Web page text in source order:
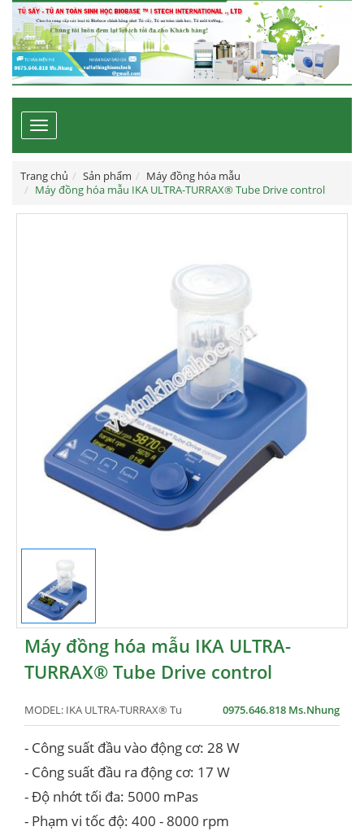
Toggle
navigation
Trang chủ Sản phẩm
Máy đồng hóa mẫu
Máy đồng hóa mẫu IKA ULTRA-TURRAX® Tube Drive control
Máy đồng hóa mẫu IKA ULTRA-
TURRAX® Tube Drive control
MODEL: IKA ULTRA-TURRAX® Tu 0975.646.818 Ms.Nhung
- Công suất đầu vào động cơ: 28 W
- Công suất đầu ra động cơ: 17 W
- Độ nhớt tối đa: 5000 mPas
- Phạm vi tốc độ: 400 - 8000 rpm